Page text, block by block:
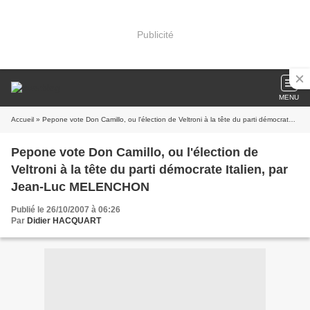
Publicité
MENU
Accueil » Pepone vote Don Camillo, ou l'élection de Veltroni à la tête du parti démocrate Italien, par Jean-Luc MELENCHON
Pepone vote Don Camillo, ou l'élection de
Veltroni à la tête du parti démocrate Italien, par
Jean-Luc MELENCHON
Publié le 26/10/2007 à 06:26
Par Didier HACQUART